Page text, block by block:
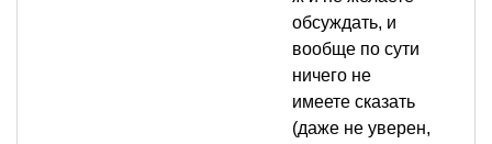
обсуждать, и
вообще по сути
ничего не
имеете сказать
(даже не уверен,